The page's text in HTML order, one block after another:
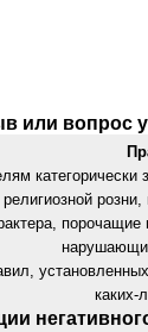
или вопрос
каких-